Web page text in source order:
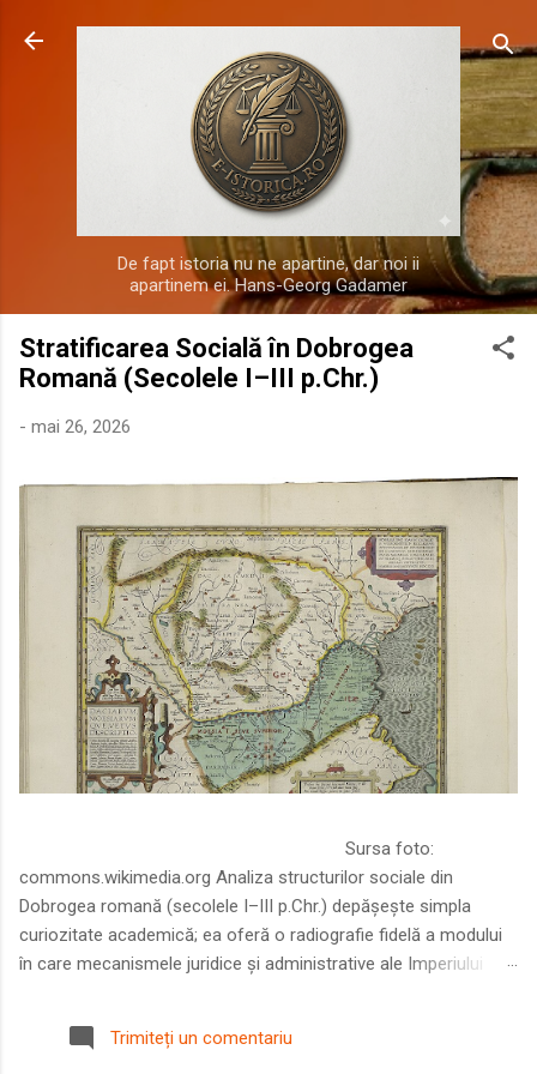
Treceți la conținutul principal
De fapt istoria nu ne apartine, dar noi ii
apartinem ei. Hans-Georg Gadamer
Stratificarea Socială în Dobrogea
Romană (Secolele I–III p.Chr.)
- mai 26, 2026
Sursa foto:
commons.wikimedia.org Analiza structurilor sociale din
Dobrogea romană (secolele I–III p.Chr.) depășește simpla
curiozitate academică; ea oferă o radiografie fidelă a modului
în care mecanismele juridice și administrative ale Imperiului
Într-o epocă în care prosperitatea excepțională a lumii romane
era susținută de o mobilitate socială dinamică și de o libertate
Trimiteți un comentariu